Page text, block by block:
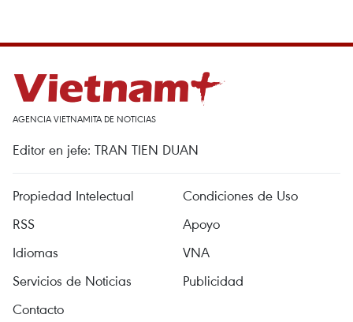
AGENCIA VIETNAMITA DE NOTICIAS
Editor en jefe: TRAN TIEN DUAN
Propiedad Intelectual
Condiciones de Uso
RSS
Apoyo
Idiomas
VNA
Servicios de Noticias
Publicidad
Contacto